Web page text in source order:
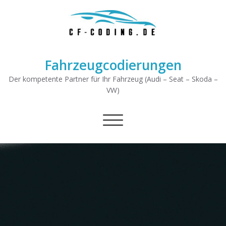
Fahrzeugcodierungen
Der kompetente Partner für Ihr Fahrzeug (Audi – Seat – Skoda –
VW)
Schalte Navigation